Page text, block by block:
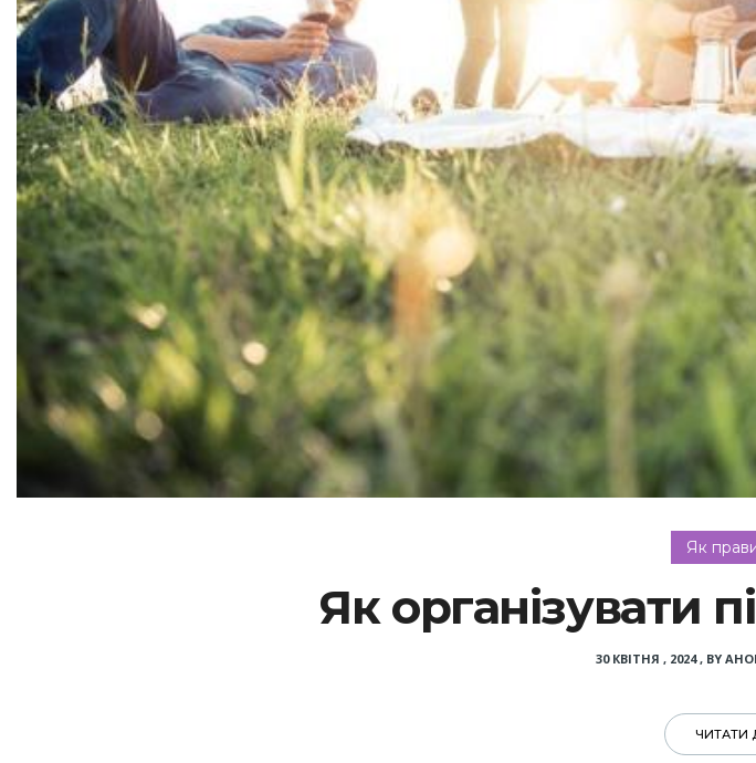
Як
Як організувати
30 КВІТНЯ , 2024, BY
ЧИТАТИ